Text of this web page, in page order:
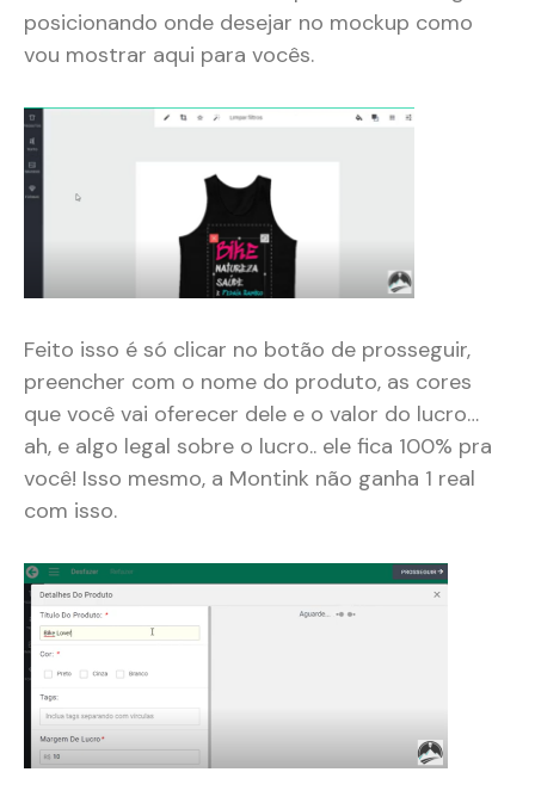
posicionando onde desejar no mockup como
vou mostrar aqui para vocês.
Feito isso é só clicar no botão de prosseguir,
preencher com o nome do produto, as cores
que você vai oferecer dele e o valor do lucro…
ah, e algo legal sobre o lucro.. ele fica 100% pra
você! Isso mesmo, a Montink não ganha 1 real
com isso.